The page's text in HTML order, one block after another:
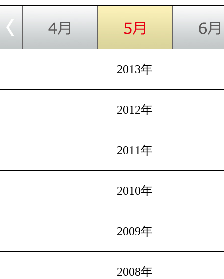
2013年
2012年
2011年
2010年
2009年
2008年